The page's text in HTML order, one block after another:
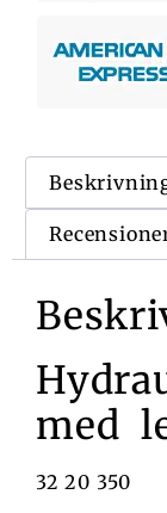
med
32 20 350